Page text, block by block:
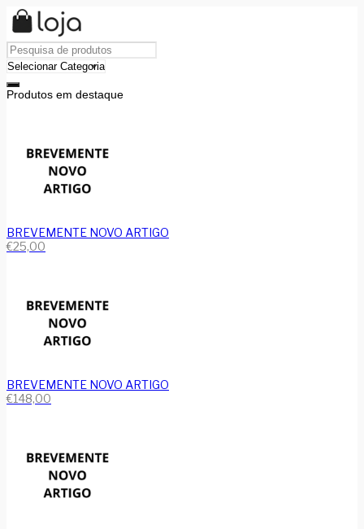
Produtos em destaque
BREVEMENTE NOVO ARTIGO
€25,00
BREVEMENTE NOVO ARTIGO
€148,00